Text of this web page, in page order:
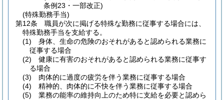
条例23・一部改正)
(特殊勤務手当)
第12条
職員が次に掲げる特殊な勤務に従事する場合には、
特殊勤務手当を支給する。
(1)
身体、生命の危険のおそれがあると認められる業務に
従事する場合
(2)
健康に有害のおそれがあると認められる業務に従事す
る場合
(3)
肉体的に過度の疲労を伴う業務に従事する場合
(4)
精神的、肉体的に不快を伴う業務に従事する場合
(5)
業務の能率の維持向上のため特に支給を必要と認めら